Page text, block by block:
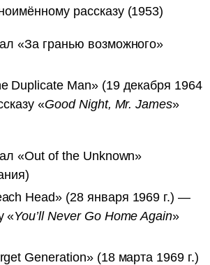
рассказу (1953)
«За гранью возможного»
Duplicate Man» (19 декабря 1964
«Good Night, Mr. James»
«Out of the Unknown»
Head» (28 января 1969 г.) —
«You’ll Never Go Home Again»
Generation» (18 марта 1969 г.)